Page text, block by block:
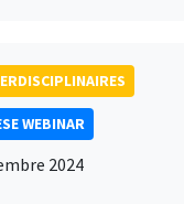
WEBINAR
2024